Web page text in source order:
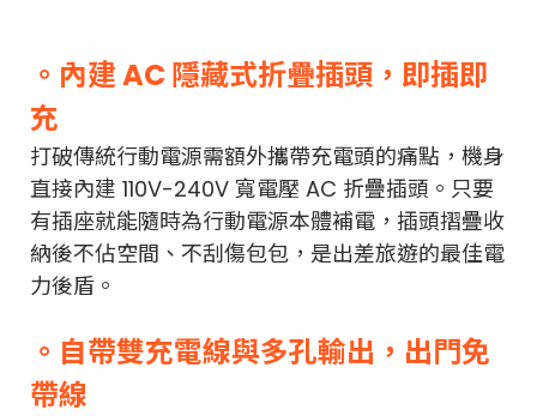
。內建 AC 隱藏式折疊插頭，即插即
充
打破傳統行動電源需額外攜帶充電頭的痛點，機身
直接內建 110V-240V 寬電壓 AC 折疊插頭。只要
有插座就能隨時為行動電源本體補電，插頭摺疊收
納後不佔空間、不刮傷包包，是出差旅遊的最佳電
力後盾。
。自帶雙充電線與多孔輸出，出門免
帶線